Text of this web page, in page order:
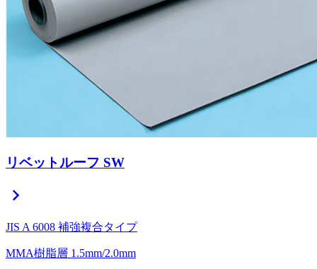
リベットルーフ SW
chevron_right
JIS A 6008 補強複合タイプ
MMA樹脂層 1.5mm/2.0mm